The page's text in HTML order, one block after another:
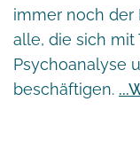
immer noch der
alle, die sich mit
Psychoanalyse
beschäftigen.